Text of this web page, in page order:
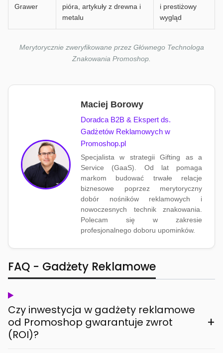
Grawer
pióra, artykuły z drewna i
metalu
i prestiżowy
wygląd
Merytorycznie zweryfikowane przez Głównego Technologa
Znakowania Promoshop.
Maciej Borowy
Doradca B2B & Ekspert ds.
Gadżetów Reklamowych w
Promoshop.pl
Specjalista w strategii Gifting as a
Service (GaaS). Od lat pomaga
markom budować trwałe relacje
biznesowe poprzez merytoryczny
dobór nośników reklamowych i
nowoczesnych technik znakowania.
Polecam się w zakresie
profesjonalnego doboru upominków.
FAQ - Gadżety Reklamowe
Czy inwestycja w gadżety reklamowe
od Promoshop gwarantuje zwrot
(ROI)?
+